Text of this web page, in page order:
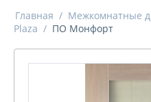
Главная / Межкомнатные
Plaza / ПО Монфорт